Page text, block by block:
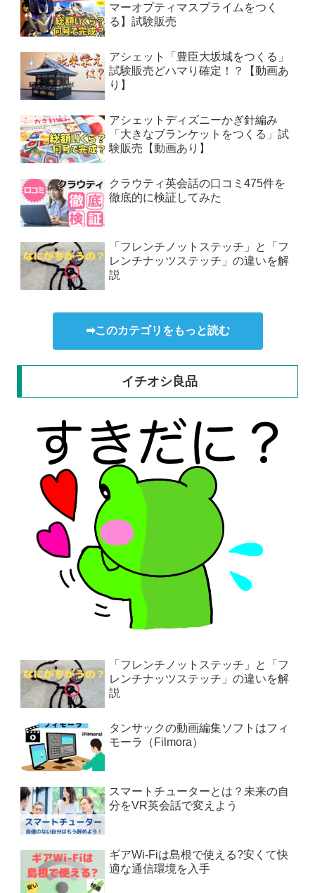
マーオプティマスプライムをつく
る】試験販売
アシェット「豊臣大坂城をつくる」
試験販売どハマり確定！？【動画あ
り】
アシェットディズニーかぎ針編み
「大きなブランケットをつくる」試
験販売【動画あり】
クラウティ英会話の口コミ475件を
徹底的に検証してみた
「フレンチノットステッチ」と「フ
レンチナッツステッチ」の違いを解
説
➡このカテゴリをもっと読む
イチオシ良品
「フレンチノットステッチ」と「フ
レンチナッツステッチ」の違いを解
説
タンサックの動画編集ソフトはフィ
モーラ（Filmora）
スマートチューターとは？未来の自
分をVR英会話で変えよう
ギアWi-Fiは島根で使える?安くて快
適な通信環境を入手